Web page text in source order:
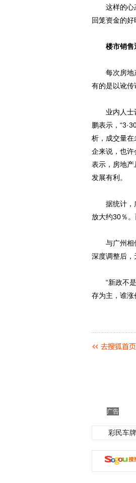
这样的心态
回笼资金的好
楼市销售
每次房地产
有的是以讹传
业内人士认
鹏表示，
析，成交量
企来说，也许
表示，房地产
发展有利。
据统计，广
放大约30％
与广州相似
深度调整后，
“新政不是
存为主，谁涨
广告
彩民车